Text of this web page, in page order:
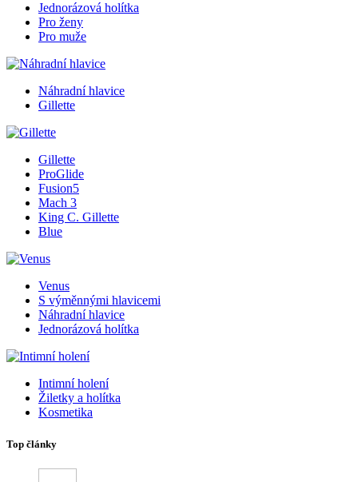
Jednorázová holítka
Pro ženy
Pro muže
Náhradní hlavice
Gillette
Gillette
ProGlide
Fusion5
Mach 3
King C. Gillette
Blue
Venus
S výměnnými hlavicemi
Náhradní hlavice
Jednorázová holítka
Intimní holení
Žiletky a holítka
Kosmetika
Top články